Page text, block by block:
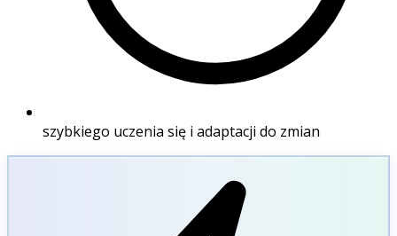
szybkiego uczenia się i adaptacji do zmian